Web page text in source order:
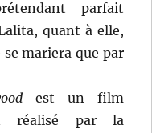
parfait
quant à elle,
mariera que par
est un film
réalisé par la